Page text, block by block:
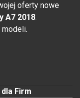
oferty nowe
A7 2018.
dla Firm